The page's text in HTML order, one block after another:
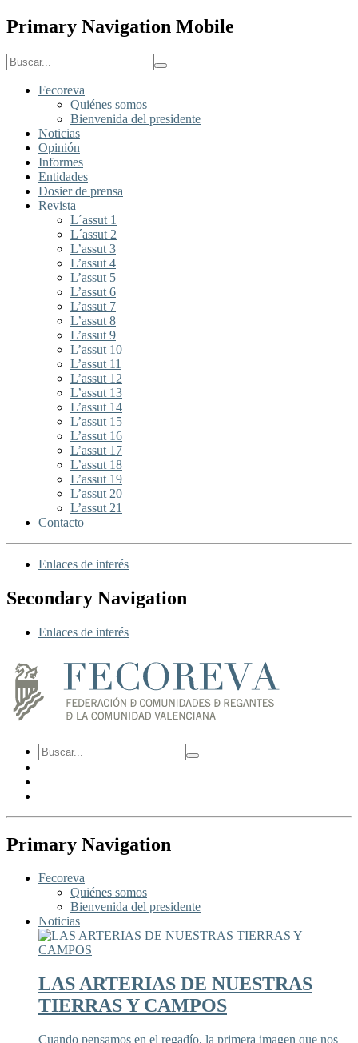
Primary Navigation Mobile
Fecoreva
Quiénes somos
Bienvenida del presidente
Noticias
Opinión
Informes
Entidades
Dosier de prensa
Revista
L´assut 1
L´assut 2
L’assut 3
L’assut 4
L’assut 5
L’assut 6
L’assut 7
L’assut 8
L’assut 9
L’assut 10
L’assut 11
L’assut 12
L’assut 13
L’assut 14
L’assut 15
L’assut 16
L’assut 17
L’assut 18
L’assut 19
L’assut 20
L’assut 21
Contacto
Enlaces de interés
Secondary Navigation
Enlaces de interés
Primary Navigation
Fecoreva
Quiénes somos
Bienvenida del presidente
Noticias
LAS ARTERIAS DE NUESTRAS
TIERRAS Y CAMPOS
Cuando pensamos en el regadío, la primera imagen que nos